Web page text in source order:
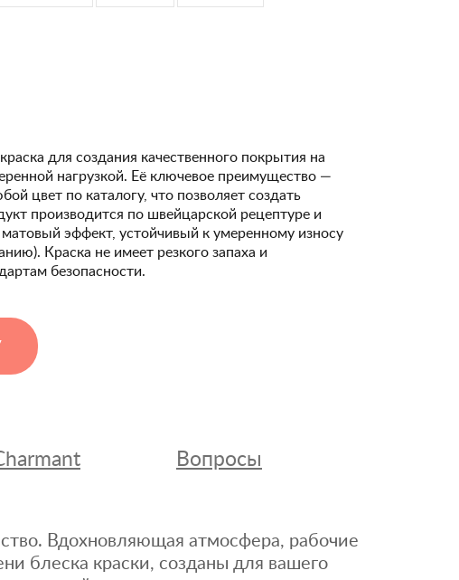
для создания качественного покрытия на
нагрузкой. Её ключевое преимущество —
цвет по каталогу, что позволяет создать
производится по швейцарской рецептуре и
эффект, устойчивый к умеренному износу
Краска не имеет резкого запаха и
безопасности.
Вопросы
Вдохновляющая атмосфера, рабочие
блеска краски, созданы для вашего